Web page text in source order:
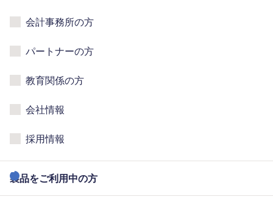
会計事務所の方
パートナーの方
教育関係の方
会社情報
採用情報
製品をご利用中の方